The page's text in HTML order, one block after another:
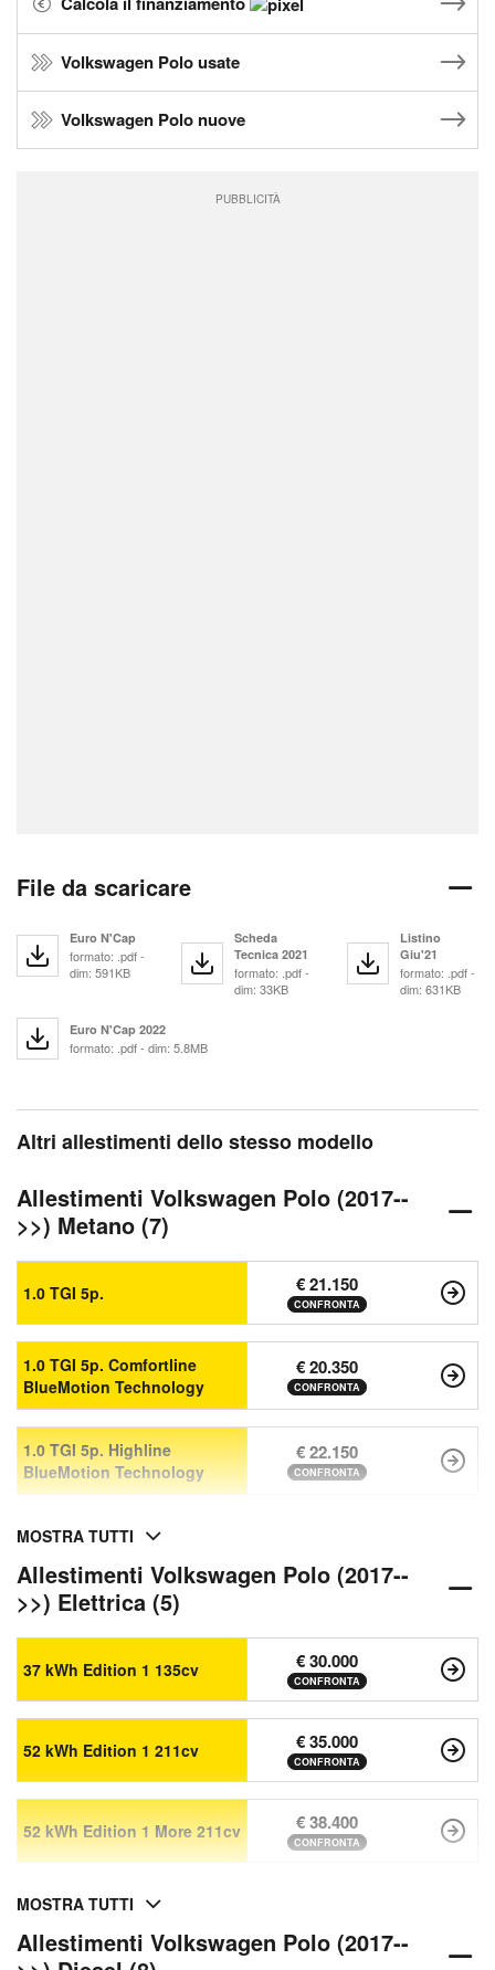
Volkswagen Polo usate
Volkswagen Polo nuove
PUBBLICITÀ
File da scaricare
Euro N'Cap
formato: .pdf -
dim: 591KB
Scheda
Tecnica 2021
formato: .pdf -
dim: 33KB
Listino
Giu'21
formato: .pdf -
dim: 631KB
Euro N'Cap 2022
formato: .pdf - dim: 5.8MB
Altri allestimenti dello stesso modello
Allestimenti Volkswagen Polo (2017--
>>) Metano (7)
1.0 TGI 5p. € 21.150
CONFRONTA
1.0 TGI 5p. Comfortline
BlueMotion Technology
€ 20.350
CONFRONTA
1.0 TGI 5p. Highline
BlueMotion Technology
€ 22.150
CONFRONTA
MOSTRA TUTTI
Allestimenti Volkswagen Polo (2017--
>>) Elettrica (5)
37 kWh Edition 1 135cv € 30.000
CONFRONTA
52 kWh Edition 1 211cv € 35.000
CONFRONTA
52 kWh Edition 1 More 211cv € 38.400
CONFRONTA
MOSTRA TUTTI
Allestimenti Volkswagen Polo (2017--